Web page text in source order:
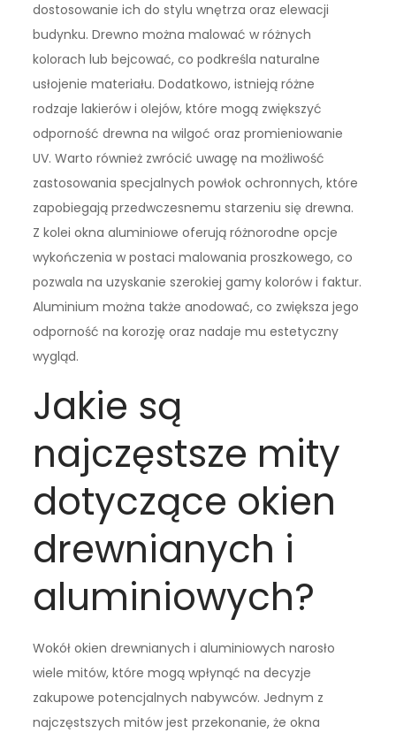
dostosowanie ich do stylu wnętrza oraz elewacji
budynku. Drewno można malować w różnych
kolorach lub bejcować, co podkreśla naturalne
usłojenie materiału. Dodatkowo, istnieją różne
rodzaje lakierów i olejów, które mogą zwiększyć
odporność drewna na wilgoć oraz promieniowanie
UV. Warto również zwrócić uwagę na możliwość
zastosowania specjalnych powłok ochronnych, które
zapobiegają przedwczesnemu starzeniu się drewna.
Z kolei okna aluminiowe oferują różnorodne opcje
wykończenia w postaci malowania proszkowego, co
pozwala na uzyskanie szerokiej gamy kolorów i faktur.
Aluminium można także anodować, co zwiększa jego
odporność na korozję oraz nadaje mu estetyczny
wygląd.
Jakie są
najczęstsze mity
dotyczące okien
drewnianych i
aluminiowych?
Wokół okien drewnianych i aluminiowych narosło
wiele mitów, które mogą wpłynąć na decyzje
zakupowe potencjalnych nabywców. Jednym z
najczęstszych mitów jest przekonanie, że okna